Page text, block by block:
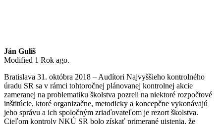
Ján Guliš
Modified 1 Rok ago.
Bratislava 31. októbra 2018 – Audítori Najvyššieho kontrolného
úradu SR sa v rámci tohtoročnej plánovanej kontrolnej akcie
zameranej na problematiku školstva pozreli na niektoré rozpočtové
inštitúcie, ktoré organizačne, metodicky a koncepčne vykonávajú
jeho správu a ich spoločným zriaďovateľom je rezort školstva.
Cieľom kontroly NKÚ SR bolo získať primerané uistenia, že